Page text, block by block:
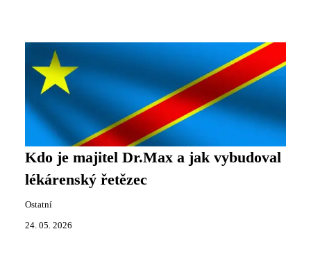
Kdo je majitel Dr.Max a jak vybudoval
lékárenský řetězec
Ostatní
24. 05. 2026